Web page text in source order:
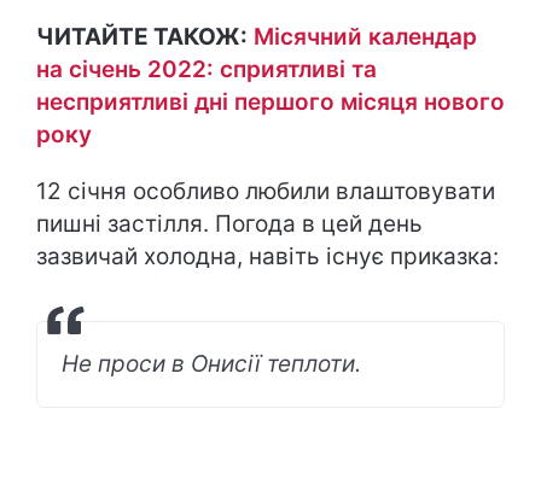
ЧИТАЙТЕ ТАКОЖ: Місячний календар
на січень 2022: сприятливі та
несприятливі дні першого місяця нового
року
12 січня особливо любили влаштовувати
пишні застілля. Погода в цей день
зазвичай холодна, навіть існує приказка:
Не проси в Онисії теплоти.